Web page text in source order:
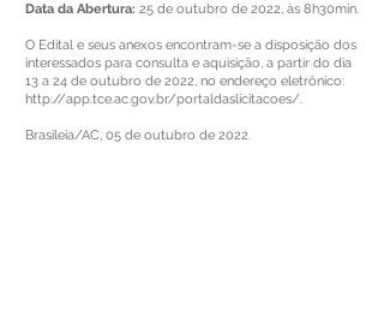
Data da Abertura: 25 de outubro de 2022, às 8h30min.
O Edital e seus anexos encontram-se a disposição dos
interessados para consulta e aquisição, a partir do dia
13 a 24 de outubro de 2022, no endereço eletrônico:
http://app.tce.ac.gov.br/portaldaslicitacoes/.
Brasileia/AC, 05 de outubro de 2022.